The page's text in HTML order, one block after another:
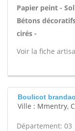
Papier peint -
Bétons
cirés -
Voir la fiche
Boulicot brandao
Ville : Mmentry,
Département: 03